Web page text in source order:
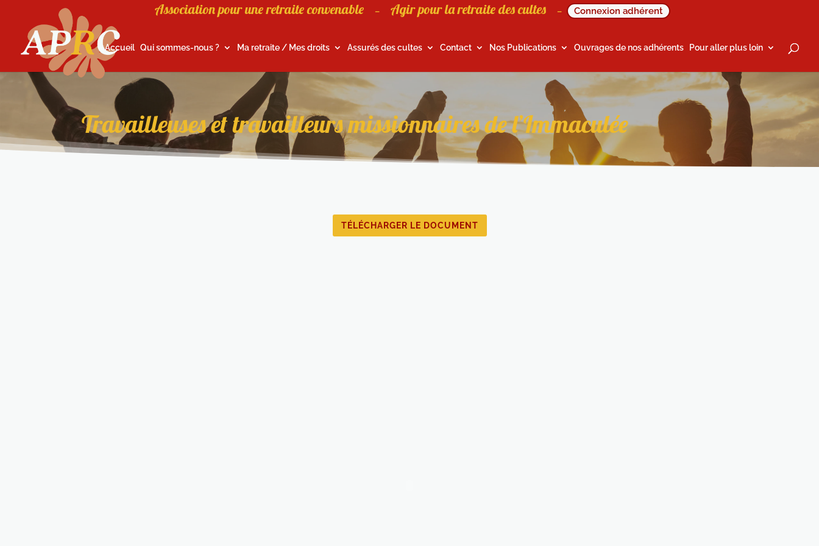
Association pour une retraite convenable – Agir pour la retraite des cultes – Connexion adhérent
Accueil Qui sommes-nous ? Ma retraite / Mes droits Assurés des cultes Contact Nos Publications Ouvrages de nos adhérents Pour aller plus loin
Travailleuses et travailleurs missionnaires de l’Immaculée
TÉLÉCHARGER LE DOCUMENT